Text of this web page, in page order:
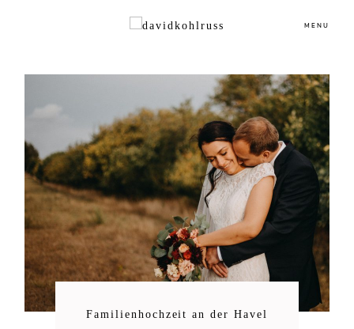
MENU
Familienhochzeit an der Havel